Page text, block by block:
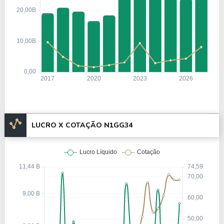
integrado de transmissão de energia elétrica,
visando maior confiabilidade no fornecimento para
consumidores residenciais e industriais.
A partir dos anos 2000, a National Grid iniciou um
processo de expansão internacional, focado
Essa estratégia permitiu à empresa diversificar suas
fontes de receita e ampliar sua presença em
mercados estratégicos. Além disso, novos serviços,
como a distribuição de gás natural, foram
incorporados ao portfólio, fortalecendo sua
posição no setor de utilidades.
Um marco histórico relevante foi o oferta pública
LUCRO X COTAÇÃO N1GG34